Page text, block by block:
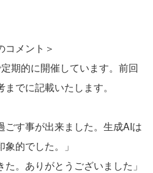
コメント＞
期的に開催しています。前回
でに記載いたします。
ごす事が出来ました。生成AIは
的でした。」
た。ありがとうございました」